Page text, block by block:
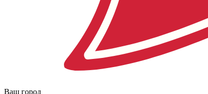
Ваш город